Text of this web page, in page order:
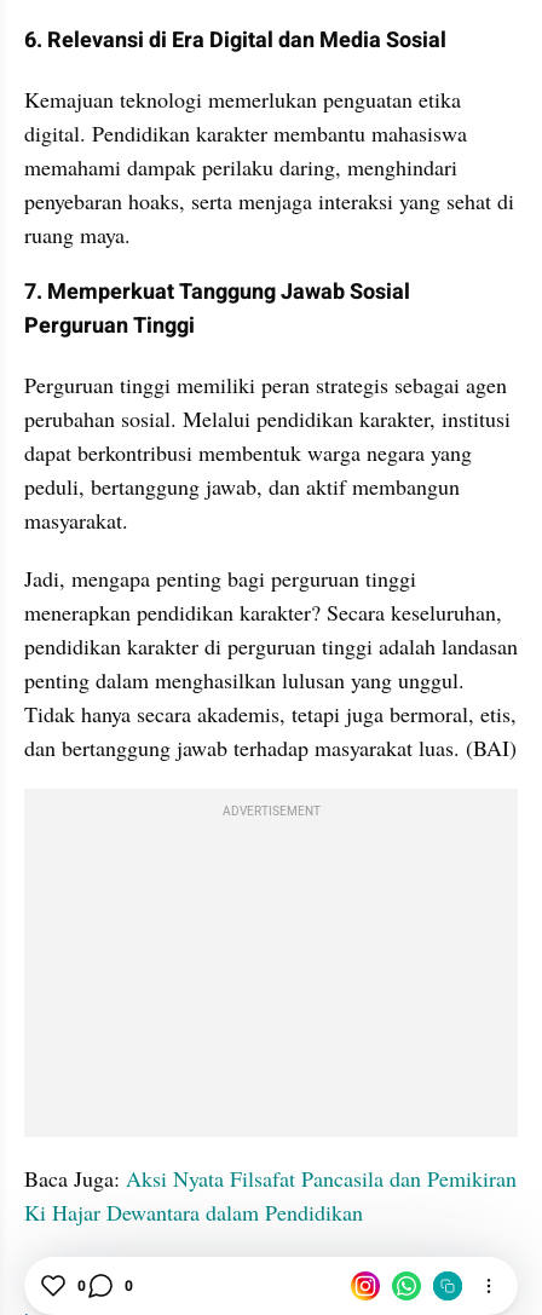
6. Relevansi di Era Digital dan Media Sosial
Kemajuan teknologi memerlukan penguatan etika
digital. Pendidikan karakter membantu mahasiswa
memahami dampak perilaku daring, menghindari
penyebaran hoaks, serta menjaga interaksi yang sehat di
ruang maya.
7. Memperkuat Tanggung Jawab Sosial
Perguruan Tinggi
Perguruan tinggi memiliki peran strategis sebagai agen
perubahan sosial. Melalui pendidikan karakter, institusi
dapat berkontribusi membentuk warga negara yang
peduli, bertanggung jawab, dan aktif membangun
masyarakat.
Jadi, mengapa penting bagi perguruan tinggi
menerapkan pendidikan karakter? Secara keseluruhan,
pendidikan karakter di perguruan tinggi adalah landasan
penting dalam menghasilkan lulusan yang unggul.
Tidak hanya secara akademis, tetapi juga bermoral, etis,
dan bertanggung jawab terhadap masyarakat luas. (BAI)
ADVERTISEMENT
Baca Juga: Aksi Nyata Filsafat Pancasila dan Pemikiran
Ki Hajar Dewantara dalam Pendidikan
Pendidikan Karakter Perguruan Tinggi
Alasan
0 0